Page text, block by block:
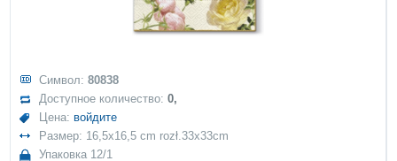
Символ:80838
Доступное количество:0,
Цена: войдите
Размер: 16,5x16,5 cm rozł.33x33cm
Упаковка 12/1